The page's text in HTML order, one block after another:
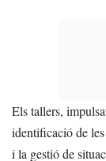
Els tallers,
identificació de
i la gestió de